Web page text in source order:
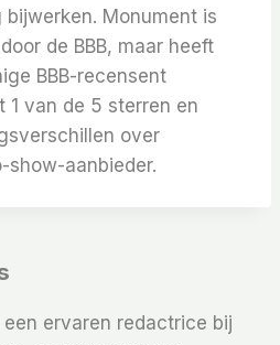
Monument is
de BBB, maar heeft
BBB-recensent
1 van de 5 sterren en
over
show-aanbieder.
een ervaren redactrice bij